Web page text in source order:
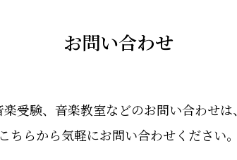
お問い合わせ
楽受験、音楽教室などのお問い合わせは、
こちらから気軽にお問い合わせください。